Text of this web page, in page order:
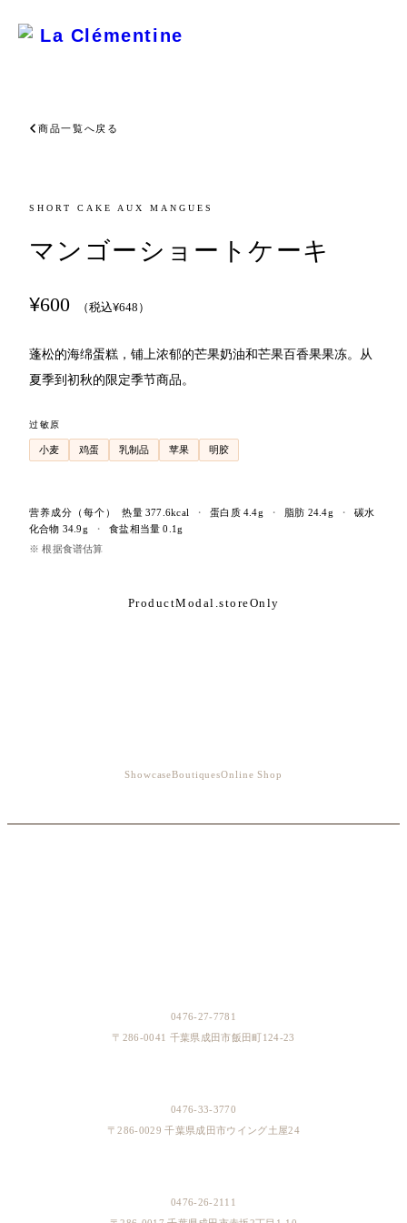
La Clémentine
商品一覧へ戻る
SHORT CAKE AUX MANGUES
マンゴーショートケーキ
¥600 （税込¥648 ）
蓬松的海绵蛋糕，铺上浓郁的芒果奶油和芒果百香果果冻。从
夏季到初秋的限定季节商品。
过敏原
小麦 鸡蛋 乳制品 苹果 明胶
营养成分 （每个） 热量 377.6kcal ・ 蛋白质 4.4g ・ 脂肪 24.4g ・
碳水
化合物 34.9g ・ 食盐相当量 0.1g
※ 根据食谱估算
ProductModal.storeOnly
ShowcaseBoutiquesOnline Shop
0476-27-7781
〒286-0041 千葉県成田市飯田町124-23
0476-33-3770
〒286-0029 千葉県成田市ウイング土屋24
0476-26-2111